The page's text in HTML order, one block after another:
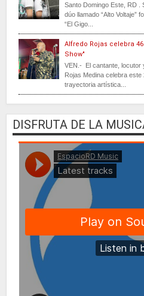
Santo Domingo Este, RD .
dúo llamado “Alto Voltaje”
“El Gigo...
Alfredo Rojas celebra
Show"
VEN.- El cantante, locutor
Rojas Medina celebra
trayectoria artística...
DISFRUTA DE LA